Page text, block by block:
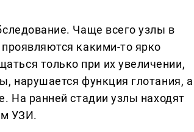
Чаще всего узлы в
какими-то ярко
только при их увеличении,
нарушается функция глотания, а
На ранней стадии узлы находят
УЗИ.